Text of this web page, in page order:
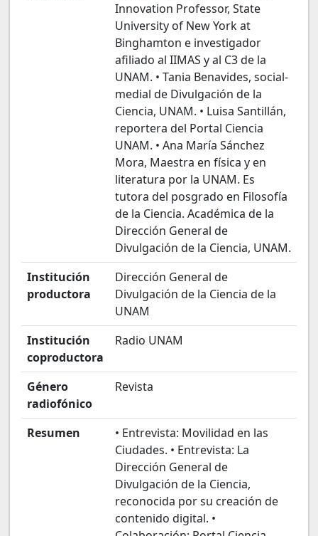
Innovation Professor, State
University of New York at
Binghamton e investigador
afiliado al IIMAS y al C3 de la
UNAM. • Tania Benavides, social-
medial de Divulgación de la
Ciencia, UNAM. • Luisa Santillán,
reportera del Portal Ciencia
UNAM. • Ana María Sánchez
Mora, Maestra en física y en
literatura por la UNAM. Es
tutora del posgrado en Filosofía
de la Ciencia. Académica de la
Dirección General de
Divulgación de la Ciencia, UNAM.
Institución
productora
Dirección General de
Divulgación de la Ciencia de la
UNAM
Institución
coproductora
Radio UNAM
Género
radiofónico
Revista
Resumen
• Entrevista: Movilidad en las
Ciudades. • Entrevista: La
Dirección General de
Divulgación de la Ciencia,
reconocida por su creación de
contenido digital. •